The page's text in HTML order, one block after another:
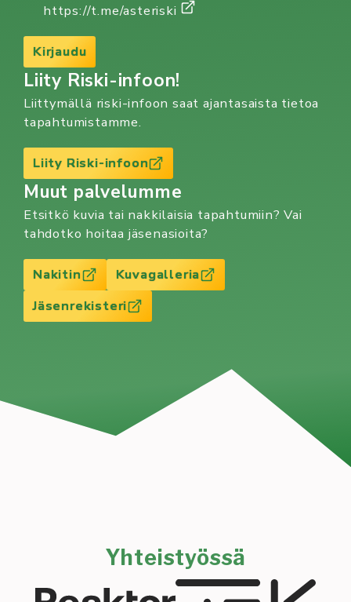
https://t.me/asteriski
Kirjaudu
Liity Riski-infoon!
Liittymällä riski-infoon saat ajantasaista tietoa
tapahtumistamme.
Liity Riski-infoon
Muut palvelumme
Etsitkö kuvia tai nakkilaisia tapahtumiin? Vai
tahdotko hoitaa jäsenasioita?
Nakitin
Kuvagalleria
Jäsenrekisteri
Yhteistyössä